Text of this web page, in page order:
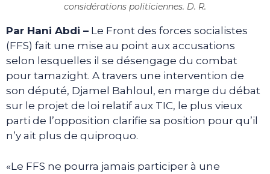
considérations politiciennes. D. R.
Par Hani Abdi – Le Front des forces socialistes
(FFS) fait une mise au point aux accusations
selon lesquelles il se désengage du combat
pour tamazight. A travers une intervention de
son député, Djamel Bahloul, en marge du débat
sur le projet de loi relatif aux TIC, le plus vieux
parti de l’opposition clarifie sa position pour qu’il
n’y ait plus de quiproquo.
«Le FFS ne pourra jamais participer à une